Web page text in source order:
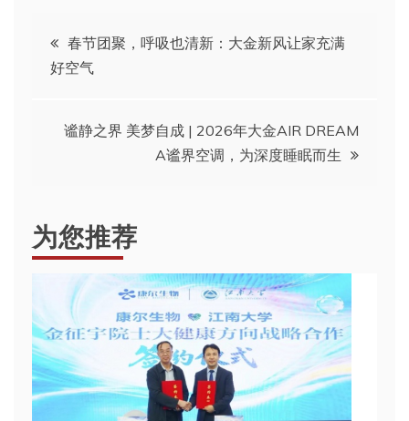
文
章
春节团聚，呼吸也清新：大金新风让家充满
好空气
谧静之界 美梦自成 | 2026年大金AIR DREAM
A谧界空调，为深度睡眠而生
为您推荐